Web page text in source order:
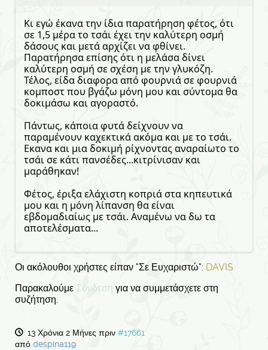
Κι εγώ έκανα την ίδια παρατήρηση φέτος, ότι
σε 1,5 μέρα το τσάι έχει την καλύτερη οσμή
δάσους και μετά αρχίζει να φθίνει.
Παρατήρησα επίσης ότι η μελάσα δίνει
καλύτερη οσμή σε σχέση με την γλυκόζη.
Τέλος, είδα διαφορα από φουρνιά σε φουρνιά
κομποστ που βγάζω μόνη μου και σύντομα θα
δοκιμάσω και αγοραστό.
Πάντως, κάποια φυτά δείχνουν να
παραμένουν καχεκτικά ακόμα και με το τσάι.
Εκανα και μια δοκιμή ρίχνοντας αναραίωτο το
τσάι σε κάτι πανσέδες...κιτρίνισαν και
μαράθηκαν!
Φέτος, έριξα ελάχιστη κοπριά στα κηπευτικά
μου και η μόνη λίπανση θα είναι
εβδομαδιαίως με τσάι. Αναμένω να δω τα
αποτελέσματα...
Οι ακόλουθοι χρήστες είπαν "Σε Ευχαριστώ": DAVIS
Παρακαλούμε Σύνδεση για να συμμετάσχετε στη
συζήτηση.
13 Χρόνια 2 Μήνες πριν #17661
από despina119